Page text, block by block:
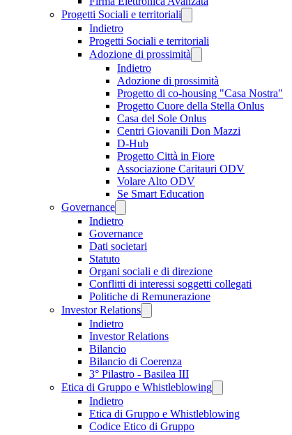
Progetti Sociali e territoriali
Indietro
Progetti Sociali e territoriali
Adozione di prossimità
Indietro
Adozione di prossimità
Progetto di co-housing "Casa Nostra"
Progetto Cuore della Stella Onlus
Casa del Sole Onlus
Centri Giovanili Don Mazzi
D-Hub
Progetto Città in Fiore
Associazione Caritauri ODV
Volare Alto ODV
Se Smart Education
Governance
Indietro
Governance
Dati societari
Statuto
Organi sociali e di direzione
Conflitti di interessi soggetti collegati
Politiche di Remunerazione
Investor Relations
Indietro
Investor Relations
Bilancio
Bilancio di Coerenza
3° Pilastro - Basilea III
Etica di Gruppo e Whistleblowing
Indietro
Etica di Gruppo e Whistleblowing
Codice Etico di Gruppo